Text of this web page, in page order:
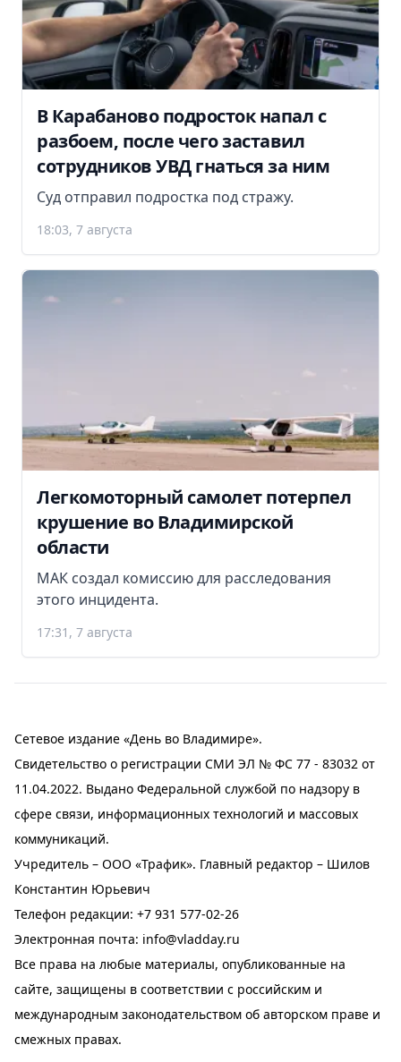
В Карабаново подросток напал с
разбоем, после чего заставил
сотрудников УВД гнаться за ним
Суд отправил подростка под стражу.
18:03, 7 августа
Легкомоторный самолет потерпел
крушение во Владимирской
области
МАК создал комиссию для расследования
этого инцидента.
17:31, 7 августа
Сетевое издание «День во Владимире».
Свидетельство о регистрации СМИ ЭЛ № ФС 77 - 83032 от
11.04.2022. Выдано Федеральной службой по надзору в
сфере связи, информационных технологий и массовых
коммуникаций.
Учредитель – ООО «Трафик». Главный редактор – Шилов
Константин Юрьевич
Телефон редакции: +7 931 577-02-26
Электронная почта: info@vladday.ru
Все права на любые материалы, опубликованные на
сайте, защищены в соответствии с российским и
международным законодательством об авторском праве и
смежных правах.